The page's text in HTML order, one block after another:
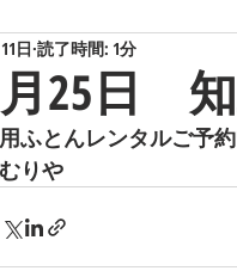
25日
日 読了時間: 1分
ふとんレンタルご予
りや